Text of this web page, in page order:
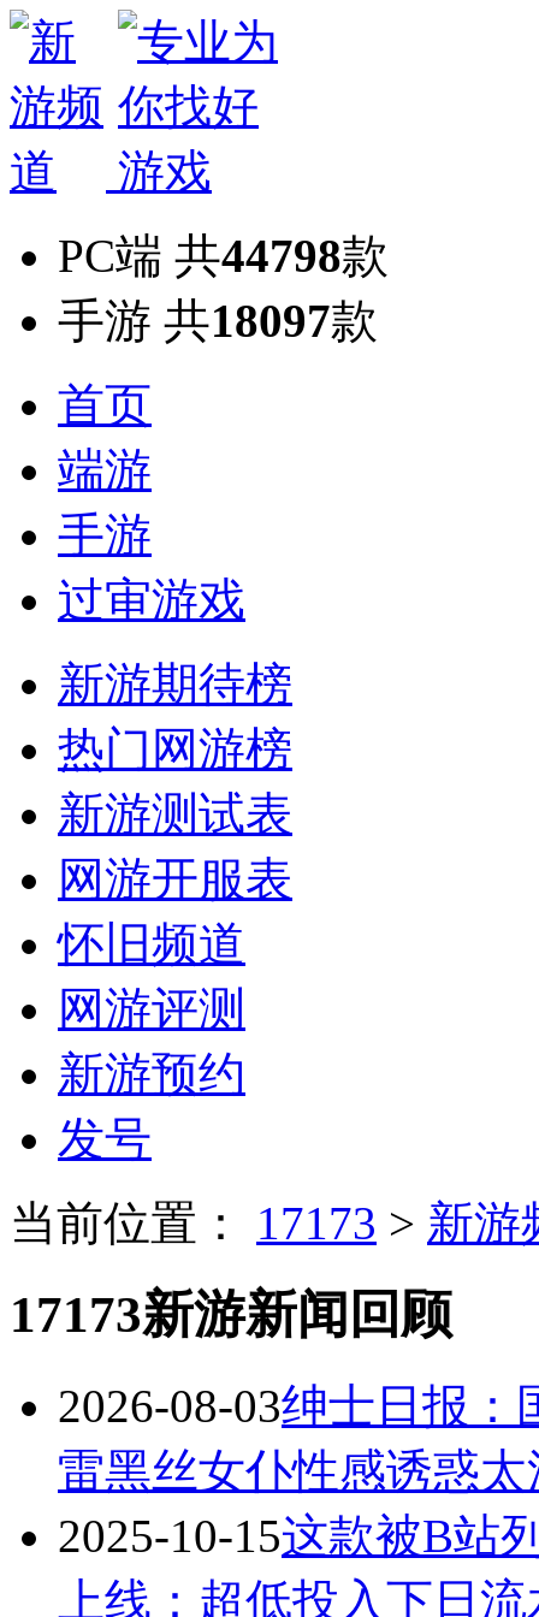
PC端 共44798款
手游 共18097款
首页
端游
手游
过审游戏
新游期待榜
热门网游榜
新游测试表
网游开服表
怀旧频道
网游评测
新游预约
发号
当前位置： 17173 > 新游
17173新游新闻回顾
2026-08-03绅士日报：
雷黑丝女仆性感诱惑
2025-10-15这款被B站
上线：超低投入下日